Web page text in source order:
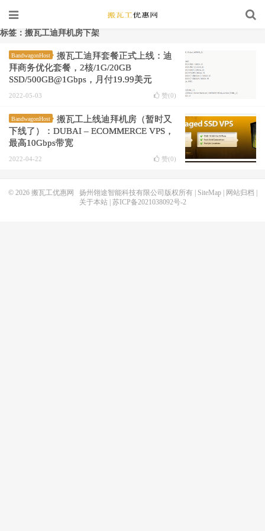
标签：搬瓦工迪拜机房下架
BandwagonHost
搬瓦工迪拜套餐正式上线：迪
拜商务优化套餐，2核/1G/20GB
SSD/500GB@1Gbps，月付19.99美元
2022-05-03 赞(0)
BandwagonHost
搬瓦工上线迪拜机房（暂时又
下线了）：DUBAI – ECOMMERCE VPS，
最高10Gbps带宽
2022-04-22 赞(0)
© 2026 搬瓦工优惠网 扬州翎途智能科技有限公司版权所有 | SiteMap| 网站归档
关于本站| 苏ICP备2021038092号-2